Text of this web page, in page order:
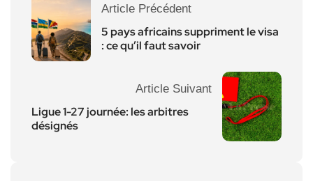
Article Précédent
5 pays africains suppriment le visa
: ce qu’il faut savoir
Article Suivant
Ligue 1-27 journée: les arbitres
désignés